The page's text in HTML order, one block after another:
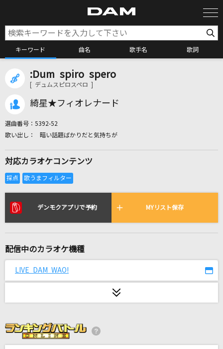
キーワード 曲名 歌手名 歌詞
カラオケ検索
リアルタイムで歌われている曲の一覧
テルーの唄
眠り姫
百鬼繚乱 千終楽
:Dum spiro spero
[ デュムスピロスペロ ]
綺星★フィオレナード
選曲番号： 5392-52
暗い話題ばかりだと気持ちが
対応カラオケコンテンツ
デンモクアプリで予約 MYリスト保存
配信中のカラオケ機種
LIVE DAM WAO!